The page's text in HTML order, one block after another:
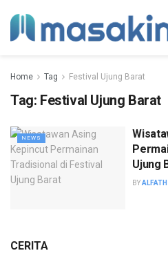
Home Tag Festival Ujung Barat
Tag: Festival Ujung Barat
NEWS
Ujung
BY
CERITA